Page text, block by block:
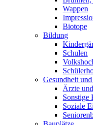
Wappen
Biotope
Bildung
Schulen
Gesundheit
Ärzte
Sonstige
Soziale